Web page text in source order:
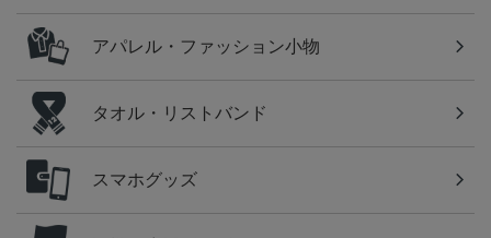
アパレル・ファッション小物
タオル・リストバンド
スマホグッズ